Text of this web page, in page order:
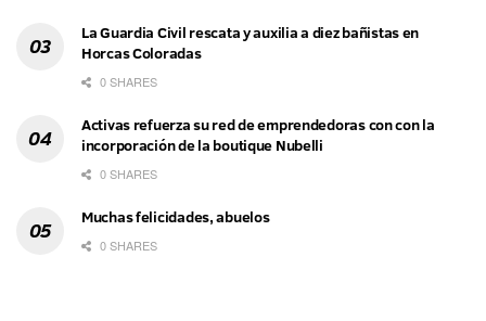
La Guardia Civil rescata y auxilia a diez bañistas en
Horcas Coloradas
0 SHARES
Activas refuerza su red de emprendedoras con con la
incorporación de la boutique Nubelli
0 SHARES
Muchas felicidades, abuelos
0 SHARES